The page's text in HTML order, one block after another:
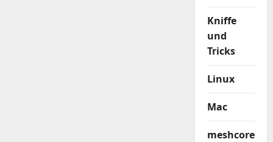
Kniffe
und
Tricks
Linux
Mac
meshcore